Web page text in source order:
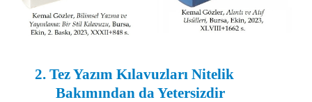
2. Tez Yazım Kılavuzları Nitelik
Bakımından da Yetersizdir